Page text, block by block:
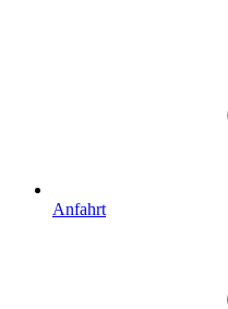
Anfahrt